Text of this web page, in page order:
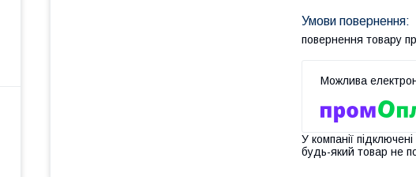
повернення товару
У компанії
будь-який товар не